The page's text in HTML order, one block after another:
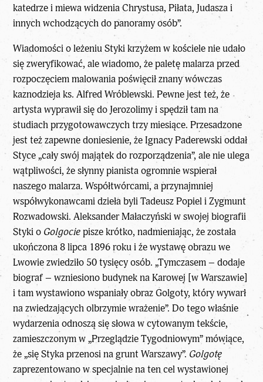
katedrze i miewa widzenia Chrystusa, Piłata, Judasza i
innych wchodzących do panoramy osób”.
Wiadomości o leżeniu Styki krzyżem w kościele nie udało
się zweryfikować, ale wiadomo, że paletę malarza przed
rozpoczęciem malowania poświęcił znany wówczas
kaznodzieja ks. Alfred Wróblewski. Pewne jest też, że
artysta wyprawił się do Jerozolimy i spędził tam na
studiach przygotowawczych trzy miesiące. Przesadzone
jest też zapewne doniesienie, że Ignacy Paderewski oddał
Styce „cały swój majątek do rozporządzenia”, ale nie ulega
wątpliwości, że słynny pianista ogromnie wspierał
naszego malarza. Współtwórcami, a przynajmniej
współwykonawcami dzieła byli Tadeusz Popiel i Zygmunt
Rozwadowski. Aleksander Małaczyński w swojej biografii
Styki o Golgociepisze krótko, nadmieniając, że została
ukończona 8 lipca 1896 roku i że wystawę obrazu we
Lwowie zwiedziło 50 tysięcy osób. „Tymczasem – dodaje
biograf – wzniesiono budynek na Karowej [w Warszawie]
i tam wystawiono wspaniały obraz Golgoty, który wywarł
na zwiedzających olbrzymie wrażenie”. Do tego właśnie
wydarzenia odnoszą się słowa w cytowanym tekście,
zamieszczonym w „Przeglądzie Tygodniowym” mówiące,
że „się Styka przenosi na grunt Warszawy”. Golgotę
zaprezentowano w specjalnie na ten cel wystawionej